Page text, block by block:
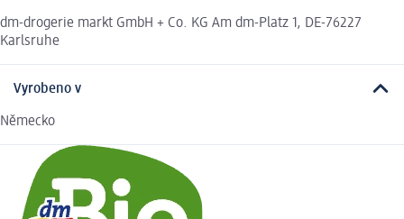
dm-drogerie markt GmbH + Co. KG Am dm-Platz 1, DE-76227
Karlsruhe
Vyrobeno v
Německo